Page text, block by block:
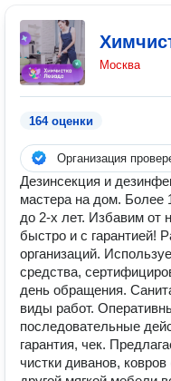
Москва
164 оценки
Организация
Дезинсекция и
мастера на дом. Более
до 2-х лет. Избавим от
быстро и с гарантией!
организаций.
средства,
день обращения.
виды работ.
последовательные
гарантия, чек.
чистки диванов,